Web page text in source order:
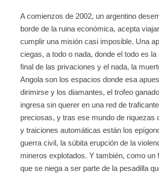
A comienzos de 2002, un argentino
borde de la ruina económica, acepta
cumplir una misión casi imposible. Una
ciegas, a todo o nada, donde el todo es
final de las privaciones y el nada, la
Angola son los espacios donde esa
dirimirse y los diamantes, el trofeo
ingresa sin querer en una red de
preciosas, y tras ese mundo de riquezas
y traiciones automáticas están los
guerra civil, la súbita erupción de la
mineros explotados. Y también, como un
que se niega a ser parte de la pesadilla